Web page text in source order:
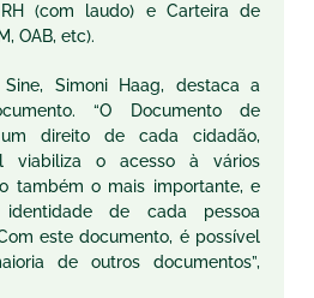
(com laudo) e Carteira de
OAB, etc).
Simoni Haag, destaca a
“O Documento de
direito de cada cidadão,
viabiliza o acesso à vários
também o mais importante, e
de cada pessoa
este documento, é possível
de outros documentos”,